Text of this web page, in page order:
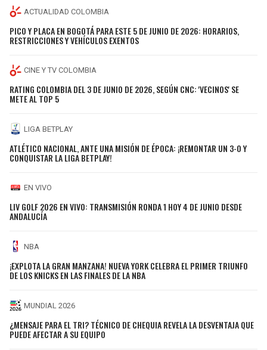
ACTUALIDAD COLOMBIA
PICO Y PLACA EN BOGOTÁ PARA ESTE 5 DE JUNIO DE 2026: HORARIOS,
RESTRICCIONES Y VEHÍCULOS EXENTOS
CINE Y TV COLOMBIA
RATING COLOMBIA DEL 3 DE JUNIO DE 2026, SEGÚN CNC: 'VECINOS' SE
METE AL TOP 5
LIGA BETPLAY
ATLÉTICO NACIONAL, ANTE UNA MISIÓN DE ÉPOCA: ¡REMONTAR UN 3-0 Y
CONQUISTAR LA LIGA BETPLAY!
EN VIVO
LIV GOLF 2026 EN VIVO: TRANSMISIÓN RONDA 1 HOY 4 DE JUNIO DESDE
ANDALUCÍA
NBA
¡EXPLOTA LA GRAN MANZANA! NUEVA YORK CELEBRA EL PRIMER TRIUNFO
DE LOS KNICKS EN LAS FINALES DE LA NBA
MUNDIAL 2026
¿MENSAJE PARA EL TRI? TÉCNICO DE CHEQUIA REVELA LA DESVENTAJA QUE
PUEDE AFECTAR A SU EQUIPO